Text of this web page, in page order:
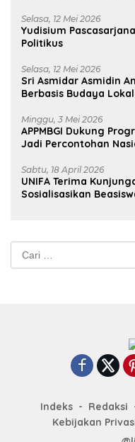
Selasa, 12 Mei 2026
Yudisium
Politikus
Selasa, 12 Mei 2026
Sri Asmidar Asmidin
Berbasis Budaya
Minggu, 3 Mei 2026
APPMBGI Dukung
Jadi Percontohan
Sabtu, 18 April 2026
UNIFA Terima
Sosialisasikan
Cari
untuk:
Indeks Redaksi
Kebijakan